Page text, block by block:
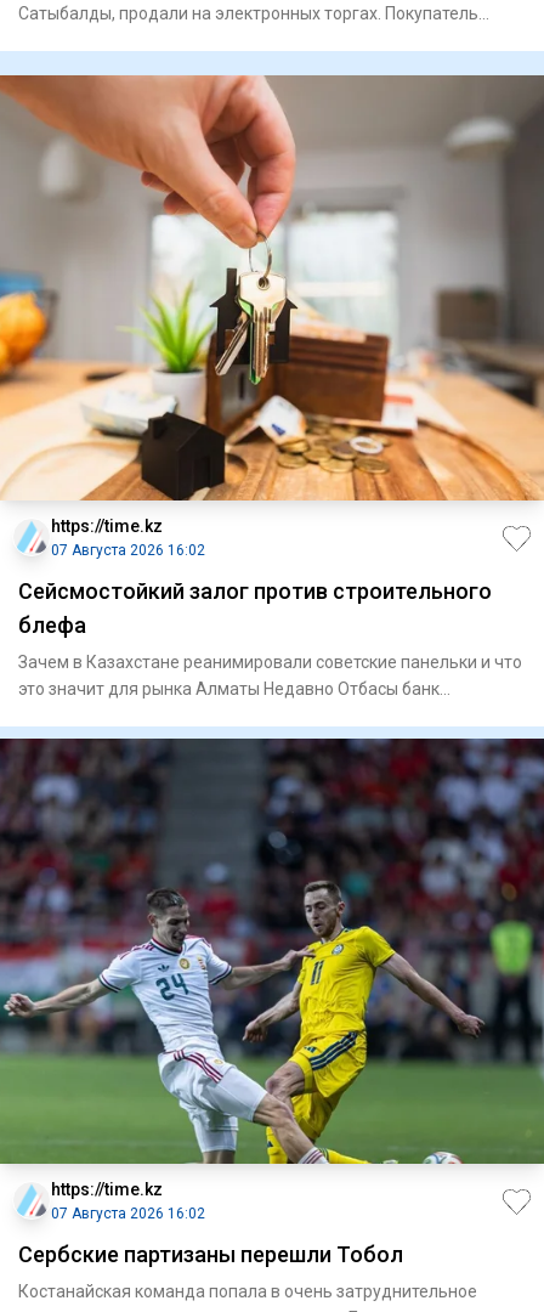
Сатыбалды, продали на электронных торгах. Покупатель
https://time.kz
07 Августа 2026 16:02
Сейсмостойкий залог против строительного
блефа
Зачем в Казахстане реанимировали советские панельки и что
это значит для рынка Алматы Недавно Отбасы банк
https://time.kz
07 Августа 2026 16:02
Сербские партизаны перешли Тобол
Костанайская команда попала в очень затруднительное